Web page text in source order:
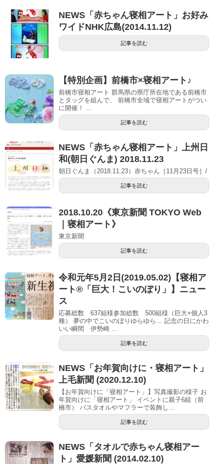
NEWS「赤ちゃん寝相アート」お好み
ワイドNHK広島(2014.11.12)
記事を読む
【特別企画】前橋市×寝相アート♪
前橋市寝相アート 群馬県の県庁所在地である前橋市
とタッグを組んで、 前橋市全域で寝相アートがつい
に開催！ ...
記事を読む
NEWS「赤ちゃん寝相アート」上州日
和(朝日ぐんま) 2018.11.23
朝日ぐんま（2018.11.23）赤ちゃん［11月23日号］/
記事を読む
2018.10.20《東京新聞 TOKYO Web
｜寝相アート》
東京新聞
記事を読む
令和元年5月2日(2019.05.02)【寝相ア
ート®「巨大！こいのぼり」】ニュー
ス
応募総数 637組様参加総数 500組様（巨大+個人3
種） 夢の中でこいのぼりゆらゆら… 記念の日にかわ
いい瞬間 伊勢崎 ...
記事を読む
NEWS「お年賀向けに・寝相アート」
上毛新聞 (2020.12.10)
【お年賀向けに「寝相アート」】写真撮影の様子 お
年賀向けに「寝相アート」 イベントに親子6組（前
橋市） バスタオルやマフラーで装飾し...
記事を読む
NEWS「タオルで赤ちゃん寝相アー
ト」愛媛新聞 (2014.02.10)